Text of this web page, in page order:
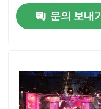
문의 보내기